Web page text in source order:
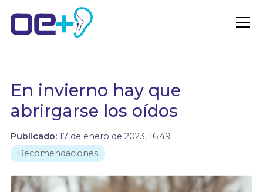
En invierno hay que
abrirgarse los oídos
Publicado: 17 de enero de 2023, 16:49
Recomendaciones